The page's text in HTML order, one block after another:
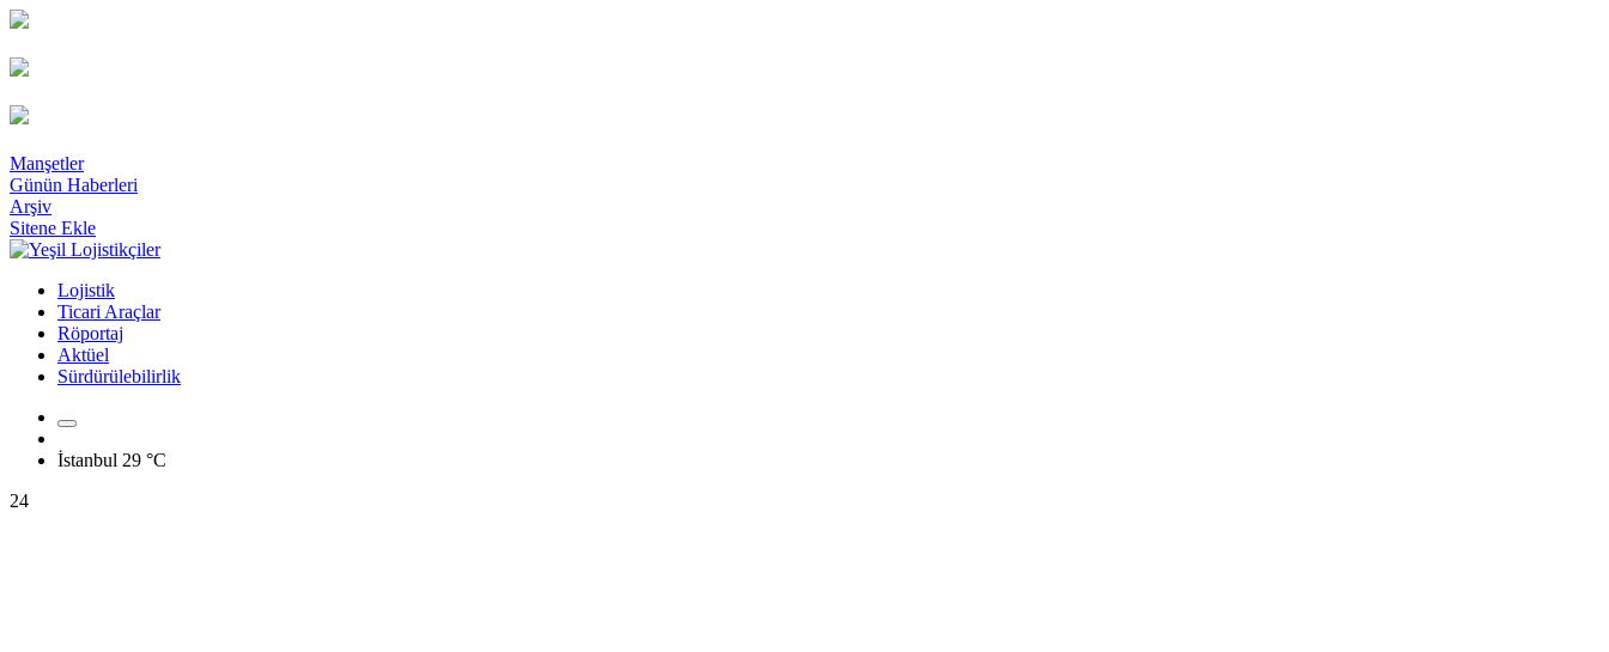
Manşetler
Günün Haberleri
Arşiv
Sitene Ekle
Lojistik
Ticari Araçlar
Röportaj
Aktüel
Sürdürülebilirlik
İstanbul 29 °C
24